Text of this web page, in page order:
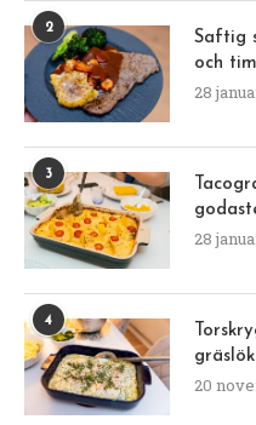
2
Saftig
och
28
3
28
4
20